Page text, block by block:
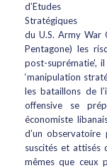
d’Etudes
Stratégiques
du U.S. Army War
Pentagone) les
post-suprématie',
‘manipulation
les bataillons de
offensive se
économiste
d’un
suscités et attisés
mêmes que ceux